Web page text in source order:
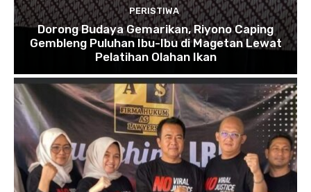
PERISTIWA
Dorong Budaya Gemarikan, Riyono Caping
Gembleng Puluhan Ibu-Ibu di Magetan Lewat
Pelatihan Olahan Ikan